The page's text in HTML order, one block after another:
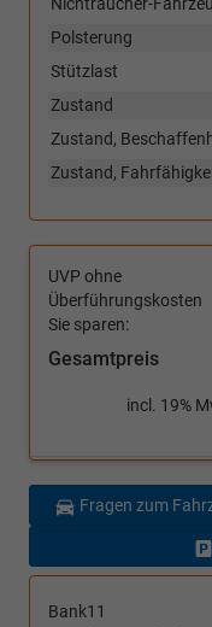
Nichtraucher-
Polsterung
Stützlast
Zustand
Zustand,
Zustand,
UVP ohne
Überführungskosten
Sie sparen:
Gesamtpreis
incl. 19%
Fragen zum
Bank11